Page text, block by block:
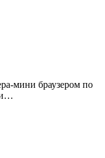
мини браузером по